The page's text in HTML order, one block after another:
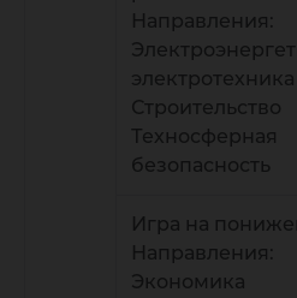
Направления:
электротехника
Строительство
Техносферная
безопасность
Игра на
Направления:
Экономика